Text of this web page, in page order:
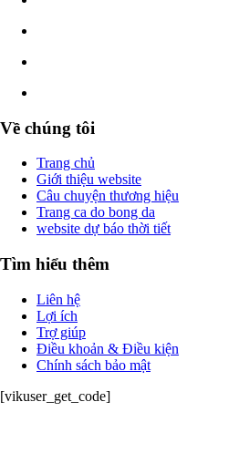
Về chúng tôi
Trang chủ
Giới thiệu website
Câu chuyện thương hiệu
Trang ca do bong da
website dự báo thời tiết
Tìm hiểu thêm
Liên hệ
Lợi ích
Trợ giúp
Điều khoản & Điều kiện
Chính sách bảo mật
[vikuser_get_code]